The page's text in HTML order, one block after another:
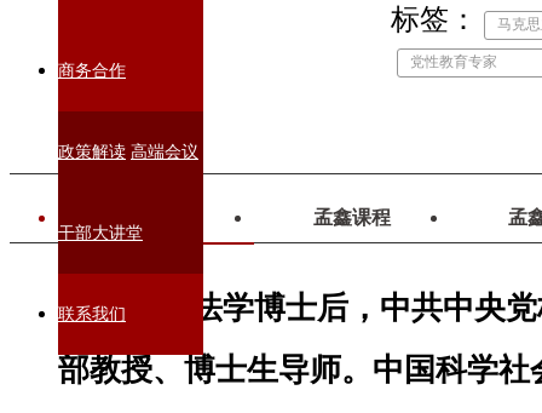
商务合作
政策解读 高端会议
干部大讲堂
联系我们
标签： 马克
党性教育专家
孟鑫课程 孟
孟鑫，法学博士后，中共中央
部教授、博士生导师。中国科学社